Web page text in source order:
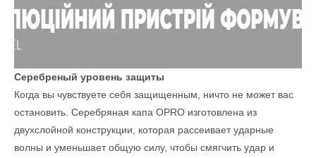
Серебреный уровень защиты
Когда вы чувствуете себя защищенным, ничто не может вас
остановить. Серебряная капа OPRO изготовлена из
двухслойной конструкции, которая рассеивает ударные
волны и уменьшает общую силу, чтобы смягчить удар и